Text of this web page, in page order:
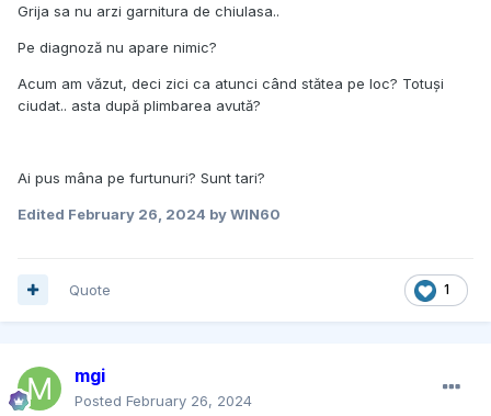
Grija sa nu arzi garnitura de chiulasa..
Pe diagnoză nu apare nimic?
Acum am văzut, deci zici ca atunci când stătea pe loc? Totuși
ciudat.. asta după plimbarea avută?
Ai pus mâna pe furtunuri? Sunt tari?
Edited February 26, 2024 by WIN60
1
Quote
mgi
Posted February 26, 2024